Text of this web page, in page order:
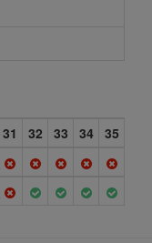
31 32 33 34
35